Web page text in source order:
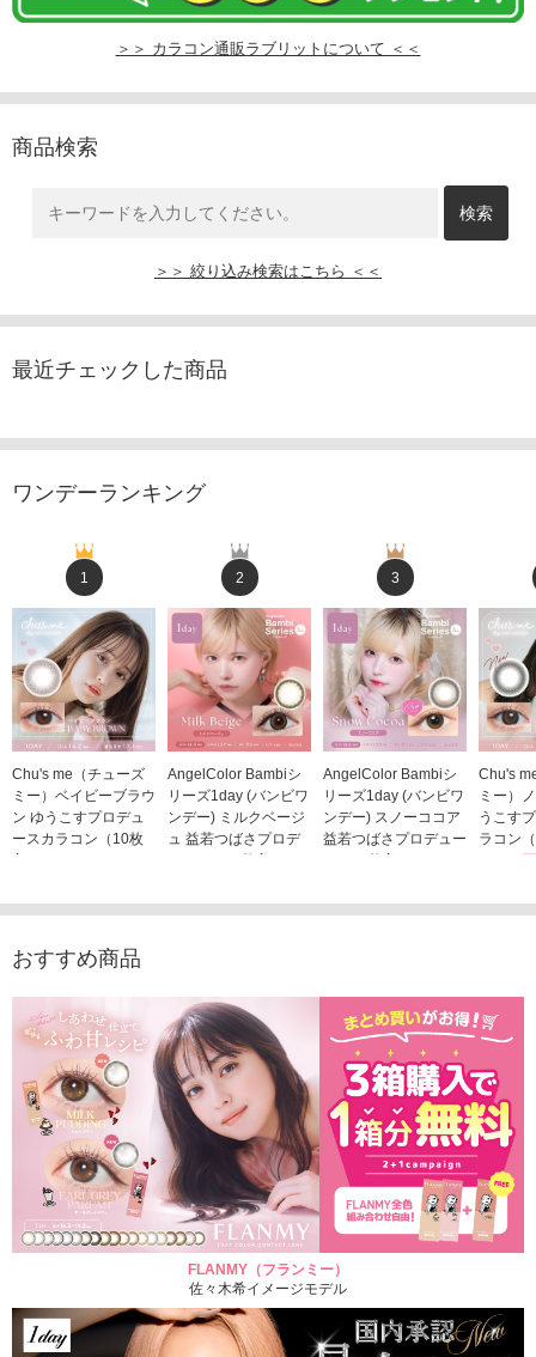
＞＞ カラコン通販ラブリットについて ＜＜
商品検索
＞＞ 絞り込み検索はこちら ＜＜
最近チェックした商品
ワンデーランキング
1
Chu's me（チューズ
ミー）ベイビーブラウ
ン ゆうこすプロデュ
ースカラコン（10枚
2
AngelColor Bambiシ
リーズ1day (バンビワ
ンデー) ミルクベージ
ュ 益若つばさプロデ
3
AngelColor Bambiシ
リーズ1day (バンビワ
ンデー) スノーココア
益若つばさプロデュー
Chu's
ミー）
うこす
ラコン
おすすめ商品
FLANMY（フランミー）
佐々木希イメージモデル